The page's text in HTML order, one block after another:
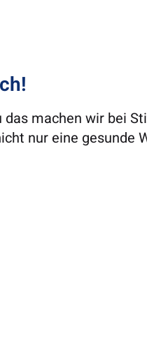
machen wir bei
nur eine gesunde